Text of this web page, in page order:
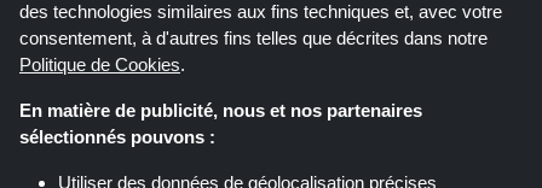
des technologies similaires aux fins techniques et, avec votre
consentement, à d'autres fins telles que décrites dans notre
Politique de Cookies.
En matière de publicité, nous et nos partenaires
sélectionnés pouvons :
Utiliser des données de géolocalisation précises